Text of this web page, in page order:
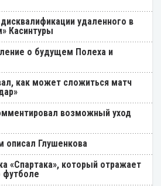
удаленного в
Касинтуры
о будущем Полеха и
как может сложиться матч
возможный уход
описал Глушенкова
«Спартака», который отражает
футболе